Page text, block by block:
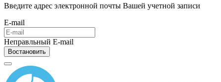
Введите адрес электронной почты Вашей учетной записи
E-mail
Неправльный E-mail
Востановить